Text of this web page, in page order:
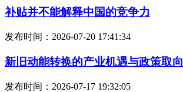
补贴并不能解释中国的竞争力
发布时间：2026-07-20 17:41:34
新旧动能转换的产业机遇与政策取向
发布时间：2026-07-17 19:32:05